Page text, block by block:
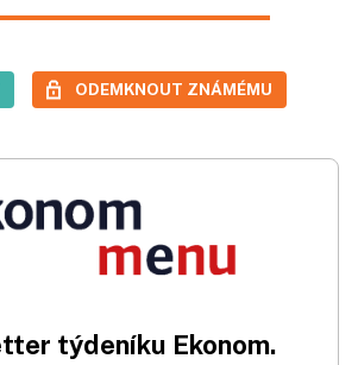
ODEMKNOUT ZNÁMÉMU
týdeníku Ekonom.